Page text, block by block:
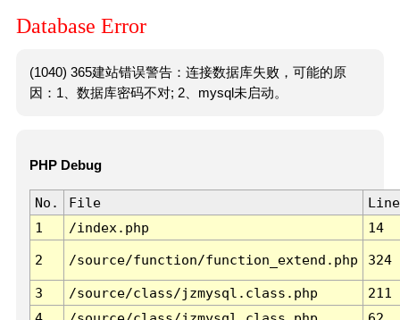
Database Error
(1040) 365建站错误警告：连接数据库失败，可能的原
因：1、数据库密码不对; 2、mysql未启动。
PHP Debug
No. File
Line
1
/index.php 14
2 /source/function/function_extend.php 324
3 /source/class/jzmysql.class.php
211